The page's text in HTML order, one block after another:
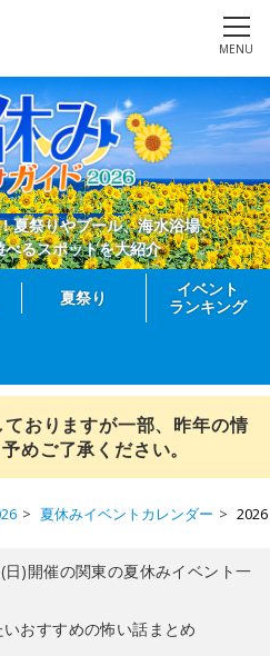
MENU
夏祭りやプール、海水浴場、
るスポットを大紹介
夏祭り
イベント
ランキング
おりますが一部、昨年の情
めご了承ください。
夏休みイベントカレンダー
)開催の関東の夏休みイベント一
いおすすめの怖い話まとめ